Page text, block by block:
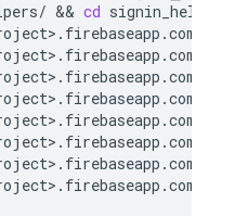
&& cd signin_helpers
__/
__/